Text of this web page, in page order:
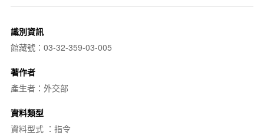
識別資訊
館藏號：03-32-359-03-005
著作者
產生者：外交部
資料類型
資料型式 ：指令